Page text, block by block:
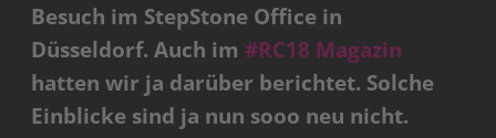
Besuch im StepStone Office in
Düsseldorf. Auch im#RC18 Magazin
hatten wir ja darüber berichtet. Solche
Einblicke sind ja nun sooo neu nicht.